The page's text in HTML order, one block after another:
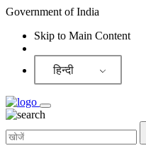
Government of India
Skip to Main Content
हिन्दी